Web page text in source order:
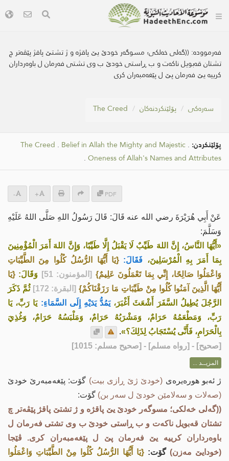
فەرموودە: ((گه‌لی خه‌لكی؛ مسوگه‌ر خودێ یێ پاقژە و ژ تشتێ پاقژ پێڤه‌تر چ
تشتان قەبویل ناکەت و ب ڕاستی خودێ ب وی تشتی فەرمان ل باوەرداران
کرییە یێ فەرمان پێ ل پێغەمبەران کری
سه‌ره‌كی پۆلێنکردنەکان The Creed
پۆلێنکردن: The Creed . Belief in Allah the Mighty and Majestic .
Oneness of Allah's Names and Attributes
.
PDF
+
-
عَنْ أَبِي هُرَيْرَةَ رضي الله عنه قَالَ: قَالَ رَسُولُ اللهِ صَلَّى اللهُ عَلَيْهِ
وَسَلَّمَ:
«أَيُّهَا النَّاسُ، إِنَّ اللهَ طَيِّبٌ لَا يَقْبَلُ إِلَّا طَيِّبًا، وَإِنَّ اللهَ أَمَرَ الْمُؤْمِنِينَ
بِمَا أَمَرَ بِهِ الْمُرْسَلِينَ، فَقَالَ: {يَا أَيُّهَا الرُّسُلُ كُلُوا مِنَ الطَّيِّبَاتِ
وَاعْمَلُوا صَالِحًا، إِنِّي بِمَا تَعْمَلُونَ عَلِيمٌ} [المؤمنون: 51] وَقَالَ: {يَا
أَيُّهَا الَّذِينَ آمَنُوا كُلُوا مِنْ طَيِّبَاتِ مَا رَزَقْنَاكُمْ} [البقرة: 172]
ثُمَّ ذَكَرَ
الرَّجُلَ يُطِيلُ السَّفَرَ أَشْعَثَ أَغْبَرَ، يَمُدُّ يَدَيْهِ إِلَى السَّمَاءِ: يَا رَبِّ، يَا
رَبِّ، وَمَطْعَمُهُ حَرَامٌ، وَمَشْرَبُهُ حَرَامٌ، وَمَلْبَسُهُ حَرَامٌ، وَغُذِيَ
بِالْحَرَامِ، فَأَنَّى يُسْتَجَابُ لِذَلِكَ؟».
[صحيح] - [رواه مسلم] - [صحيح مسلم: 1015]
المزيــد ...
ژ ئه‌بو هوره‌یره‌ی (خودێ ژێ ڕازی بیت) گۆت: پێغه‌مبه‌رێ خودێ
(صه‌لات و سه‌لامێن خودێ ل سه‌ر بن) گۆت:
((گه‌لی خه‌لكی؛ مسوگه‌ر خودێ یێ پاقژە و ژ تشتێ پاقژ پێڤه‌تر چ
تشتان قەبویل ناکەت و ب ڕاستی خودێ ب وی تشتی فەرمان ل
باوەرداران کرییە یێ فەرمان پێ ل پێغەمبەران کری. ڤێجا
(خودایێ مه‌زن) گۆت:{يَا أَيُّهَا الرُّسُلُ كُلُوا مِنْ الطَّيِّبَاتِ وَاعْمَلُوا